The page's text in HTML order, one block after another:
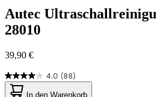
Autec
28010
39,90 €
4.0 (88)
4.0
von
In den Warenkorb